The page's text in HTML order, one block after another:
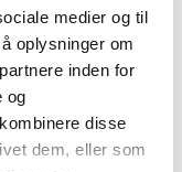
medier og til
oplysninger om
inden for
og
disse
dem, eller som
din AI